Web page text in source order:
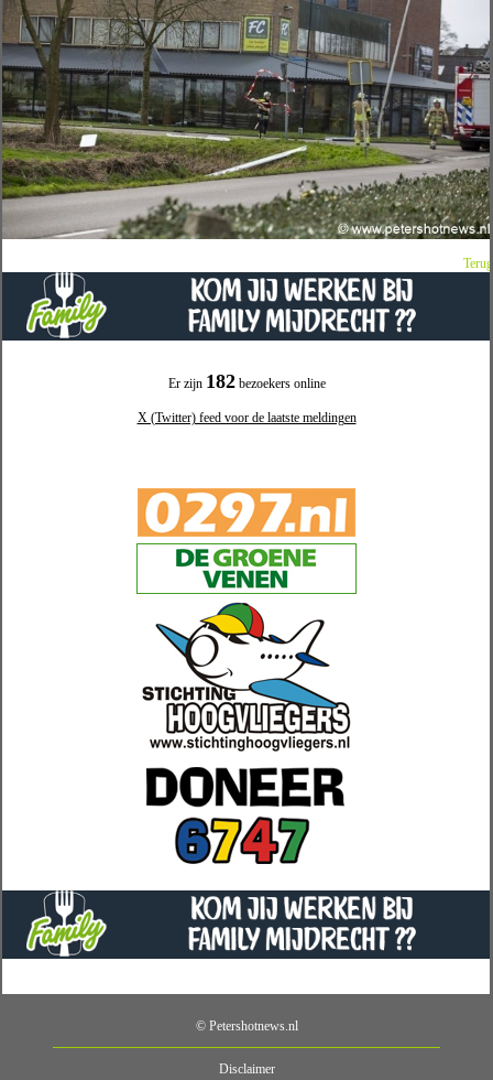
Er zijn 182bezoekers online
X (Twitter) feed voor de laatste meldingen
Terug
© Petershotnews.nl
Disclaimer